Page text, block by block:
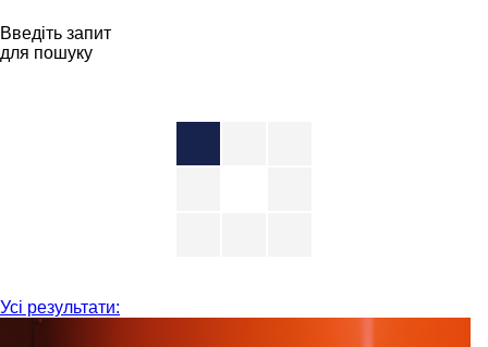
Введіть запит
для пошуку
Усі результати: